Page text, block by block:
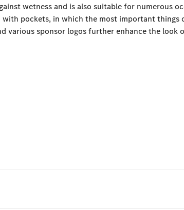
wetness and is also suitable for numerous
with pockets, in which the most important things
various sponsor logos further enhance the look